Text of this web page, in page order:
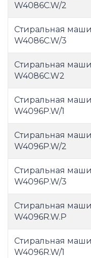
W4086C.W/2
Стиральная
W4086C.W/3
Стиральная
W4086C.W2
Стиральная
W4096P.W/1
Стиральная
W4096P.W/2
Стиральная
W4096P.W/3
Стиральная
W4096R.W.P
Стиральная
W4096R.W/1